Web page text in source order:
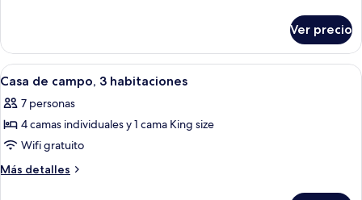
2
habitaciones
de
campo,
2
Ver precio
Abrir
todas
las
fotos
de
Casa
Una sala de estar con chimenea de
2
Casa de campo, 3 habitaciones
7 personas
4 camas individuales y 1 cama King size
Wifi gratuito
Más detalles
Más